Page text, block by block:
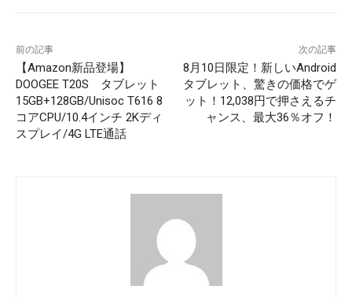
前の記事
【Amazon新品登場】
DOOGEE T20S タブレット
15GB+128GB/Unisoc T616 8
コアCPU/10.4インチ 2Kディ
スプレイ/4G LTE通話
次の記事
8月10日限定！新しいAndroid
タブレット、驚きの価格でゲ
ット！12,038円で押さえるチ
ャンス、最大36％オフ！